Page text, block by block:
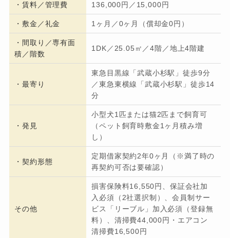
・賃料／管理費 136,000円／15,000円
・ 敷金／礼金 1ヶ月／0ヶ月（償却金0円）
・間取り／専有面
積／階数
1DK／25.05㎡／4階／地上4階建
・最寄り
東急目黒線「武蔵小杉駅」徒歩9分
／東急東横線「武蔵小杉駅」徒歩14
分
・発見
小型犬1匹または猫2匹まで飼育可
（ペット飼育時敷金1ヶ月積み増
し）
・契約形態
定期借家契約2年0ヶ月（※満了時の
再契約可否は要確認）
その他
損害保険料16,550円、保証会社加
入必須（2社選択制）、会員制サー
ビス「リーブル」加入必須（登録無
料）、清掃費44,000円・エアコン
清掃費16,500円